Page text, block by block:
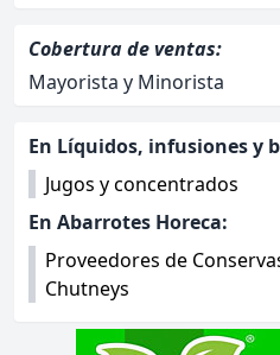
Cobertura de ventas:
Mayorista y Minorista
Otras categorías
En Líquidos, infusiones y
Jugos y concentrados
En Abarrotes Horeca:
Proveedores de
Chutneys